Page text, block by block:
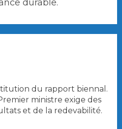
durable.
du rapport biennal.
ministre exige des
et de la redevabilité.